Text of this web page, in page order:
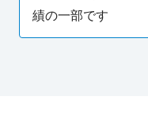
績の一部です